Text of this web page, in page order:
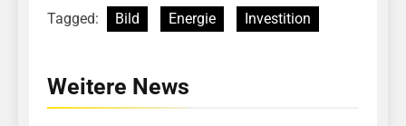
Tagged: Bild Energie Investition
Weitere News